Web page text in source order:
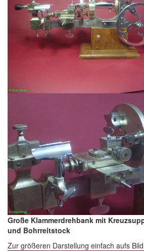
Große Klammerdrehbank mit
und Bohrreitstock
Zur größeren Darstellung einfach aufs